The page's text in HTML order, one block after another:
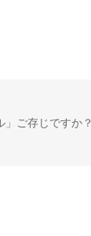
ご存じですか？